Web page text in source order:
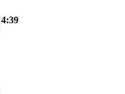
4:39